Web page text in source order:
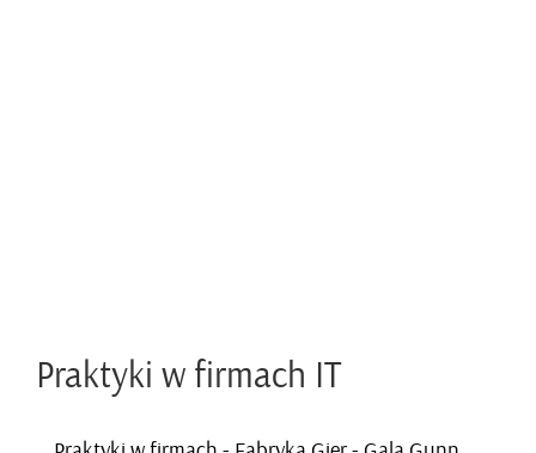
Prak­ty­ki w fir­mach IT